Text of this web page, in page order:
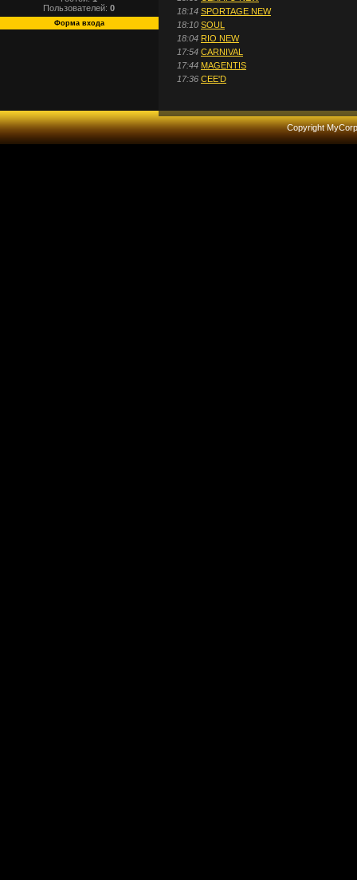
Пользователей:0
Форма входа
18:14 SPORTAGE NEW
18:10 SOUL
18:04 RIO NEW
17:54 CARNIVAL
17:44 MAGENTIS
17:36 CEE'D
Copyright